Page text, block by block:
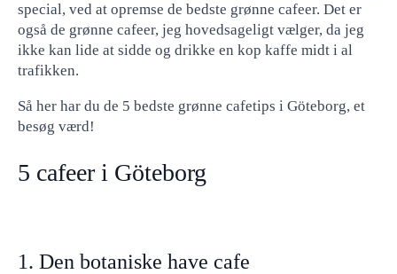
special, ved at opremse de bedste grønne cafeer. Det er
også de grønne cafeer, jeg hovedsageligt vælger, da jeg
ikke kan lide at sidde og drikke en kop kaffe midt i al
trafikken.
Så her har du de 5 bedste grønne cafetips i Göteborg, et
besøg værd!
5 cafeer i Göteborg
1. Den botaniske have cafe